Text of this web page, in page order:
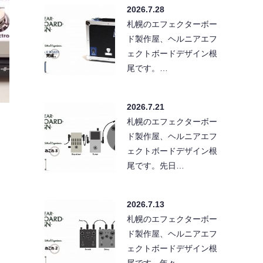
2026.7.28
札幌のエフェクターボー
ド製作屋、ヘルニアエフ
ェクトボードデザイン根
尾です。…
2026.7.21
札幌のエフェクターボー
ド製作屋、ヘルニアエフ
ェクトボードデザイン根
尾です。先日…
2026.7.13
札幌のエフェクターボー
ド製作屋、ヘルニアエフ
ェクトボードデザイン根